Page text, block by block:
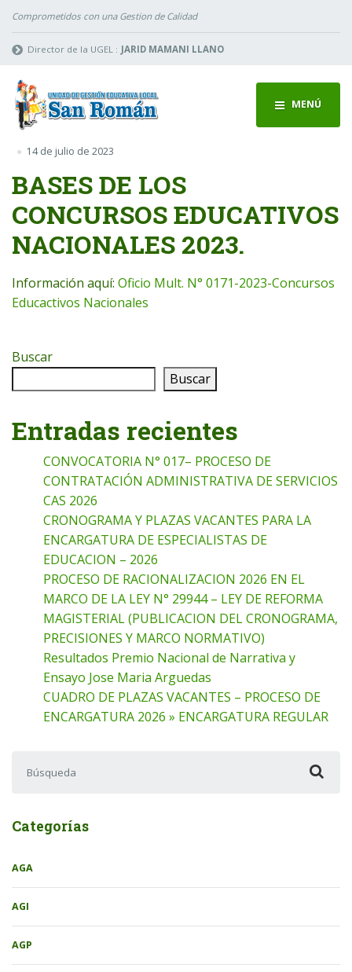
Comprometidos con una Gestion de Calidad
Director de la UGEL : JARID MAMANI LLANO
MENÚ
14 de julio de 2023
BASES DE LOS
CONCURSOS EDUCATIVOS
NACIONALES 2023.
Información aquí: Oficio Mult. N° 0171-2023-Concursos
Educactivos Nacionales
Buscar
Buscar
Entradas recientes
CONVOCATORIA N° 017– PROCESO DE
CONTRATACIÓN ADMINISTRATIVA DE SERVICIOS
CAS 2026
CRONOGRAMA Y PLAZAS VACANTES PARA LA
ENCARGATURA DE ESPECIALISTAS DE
EDUCACION – 2026
PROCESO DE RACIONALIZACION 2026 EN EL
MARCO DE LA LEY N° 29944 – LEY DE REFORMA
MAGISTERIAL (PUBLICACION DEL CRONOGRAMA,
PRECISIONES Y MARCO NORMATIVO)
Resultados Premio Nacional de Narrativa y
Ensayo Jose Maria Arguedas
CUADRO DE PLAZAS VACANTES – PROCESO DE
ENCARGATURA 2026 » ENCARGATURA REGULAR
Categorías
AGA
AGI
AGP